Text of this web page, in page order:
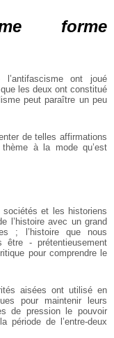
forme
ont joué
les deux ont constitué
peut paraître un peu
de telles affirmations
à la mode qu’est
sociétés et les historiens
l’histoire avec un grand
; l’histoire que nous
être - prétentieusement
pour comprendre le
aisées ont utilisé en
pour maintenir leurs
de pression le pouvoir
période de l’entre-deux